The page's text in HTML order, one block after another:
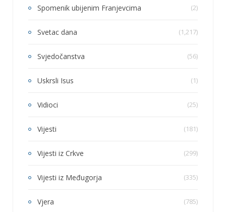
Spomenik ubijenim Franjevcima (2)
Svetac dana (1,217)
Svjedočanstva (56)
Uskrsli Isus (1)
Vidioci (25)
Vijesti (181)
Vijesti iz Crkve (299)
Vijesti iz Međugorja (335)
Vjera (785)